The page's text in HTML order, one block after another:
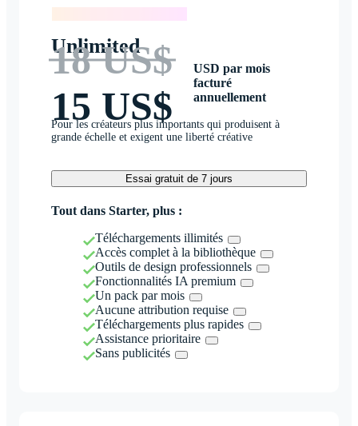
Unlimited
18 US$
15 US$
USD par mois
facturé
annuellement
Pour les créateurs plus importants qui produisent à
grande échelle et exigent une liberté créative
Essai gratuit de 7 jours
Tout dans Starter, plus :
Téléchargements illimités
Accès complet à la bibliothèque
Outils de design professionnels
Fonctionnalités IA premium
Un pack par mois
Aucune attribution requise
Téléchargements plus rapides
Assistance prioritaire
Sans publicités